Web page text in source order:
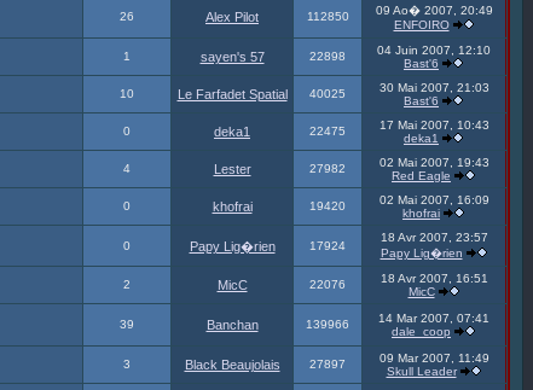
26 Alex Pilot 112850
09 Ao� 2007, 20:49
ENFOIRO
1 sayen's 57 22898
04 Juin 2007, 12:10
Bast'6
10 Le Farfadet Spatial 40025
30 Mai 2007, 21:03
Bast'6
0 deka1 22475
17 Mai 2007, 10:43
deka1
4 Lester 27982
02 Mai 2007, 19:43
Red Eagle
0 khofrai 19420
02 Mai 2007, 16:09
khofrai
0 Papy Lig�rien 17924
18 Avr 2007, 23:57
Papy Lig�rien
2 MicC 22076
18 Avr 2007, 16:51
MicC
39 Banchan 139966
14 Mar 2007, 07:41
dale_coop
3 Black Beaujolais 27897
09 Mar 2007, 11:49
Skull Leader